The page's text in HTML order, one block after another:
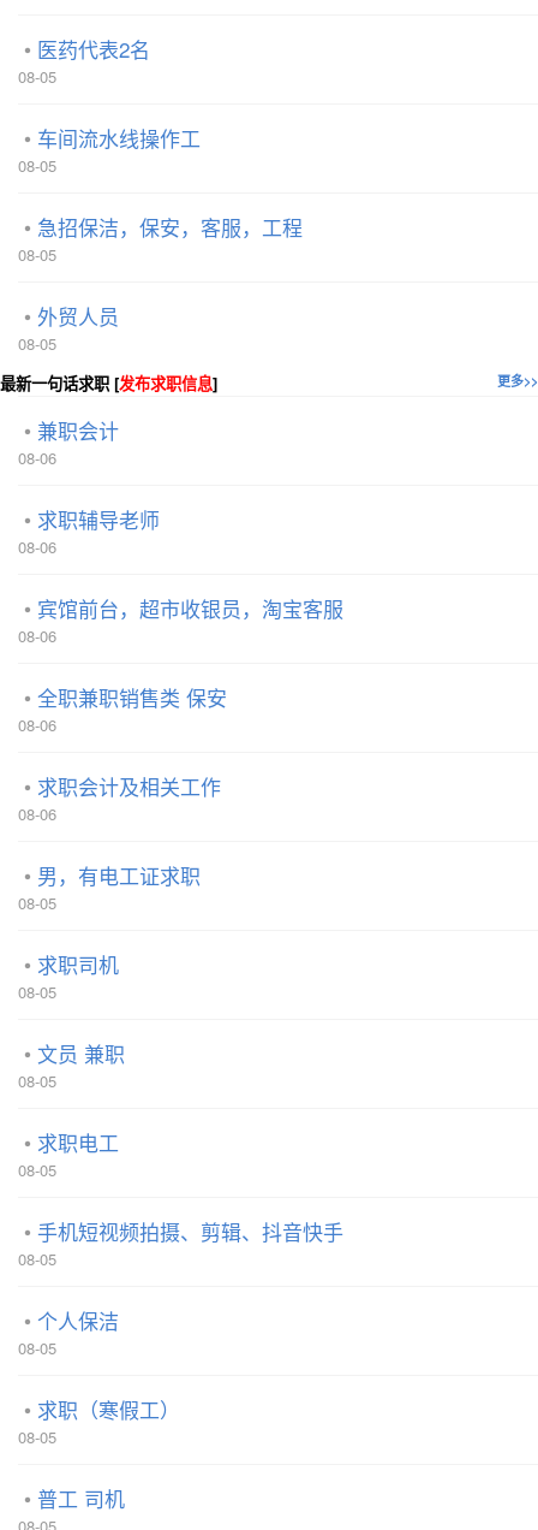
医药代表2名
08-05
车间流水线操作工
08-05
急招保洁，保安，客服，工程
08-05
外贸人员
08-05
更多>>
最新一句话求职 [发布求职信息]
兼职会计
08-06
求职辅导老师
08-06
宾馆前台，超市收银员，淘宝客服
08-06
全职兼职销售类 保安
08-06
求职会计及相关工作
08-06
男，有电工证求职
08-05
求职司机
08-05
文员 兼职
08-05
求职电工
08-05
手机短视频拍摄、剪辑、抖音快手
08-05
个人保洁
08-05
求职（寒假工）
08-05
普工 司机